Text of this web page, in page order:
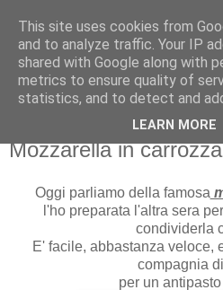
Martone Laura
Martone Laura
mercoledì, aprile 29, 2015
Mozzarella in
Oggi parliamo della famosa
l'ho preparata l'altra sera
condividerla
E' facile, abbastanza veloce,
compagnia
per un
This site uses cookies from
and to analyze traffic. Your IP
shared with Google along with
metrics to ensure quality of
statistics, and to detect and
LEARN MORE